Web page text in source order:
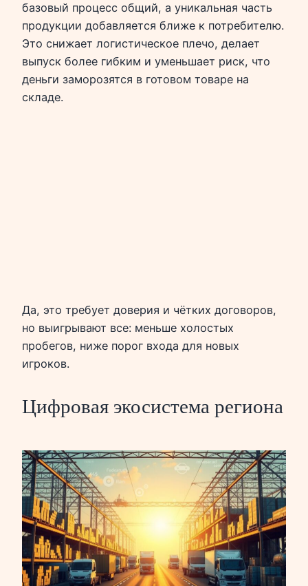
базовый процесс общий, а уникальная часть
продукции добавляется ближе к потребителю.
Это снижает логистическое плечо, делает
выпуск более гибким и уменьшает риск, что
деньги заморозятся в готовом товаре на
складе.
Да, это требует доверия и чётких договоров,
но выигрывают все: меньше холостых
пробегов, ниже порог входа для новых
игроков.
Цифровая экосистема региона